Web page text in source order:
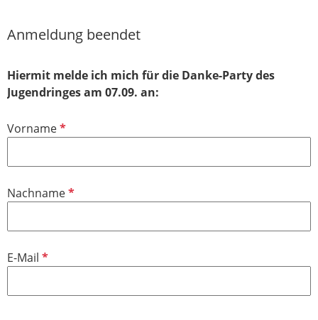
Anmeldung beendet
Hiermit melde ich mich für die Danke-Party des
Jugendringes am 07.09. an:
VornameP
c
t
e
d
NachnameP
t
E-Mail P